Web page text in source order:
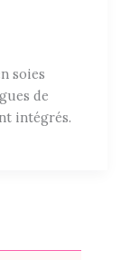
soies
de
intégrés.